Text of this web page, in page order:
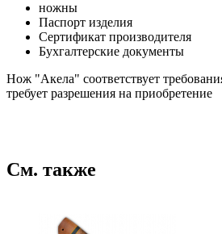
ножны
Паспорт изделия
Сертификат производителя
Бухгалтерские документы
Нож "Акела" соответствует
требует разрешения на приобретение
См. также